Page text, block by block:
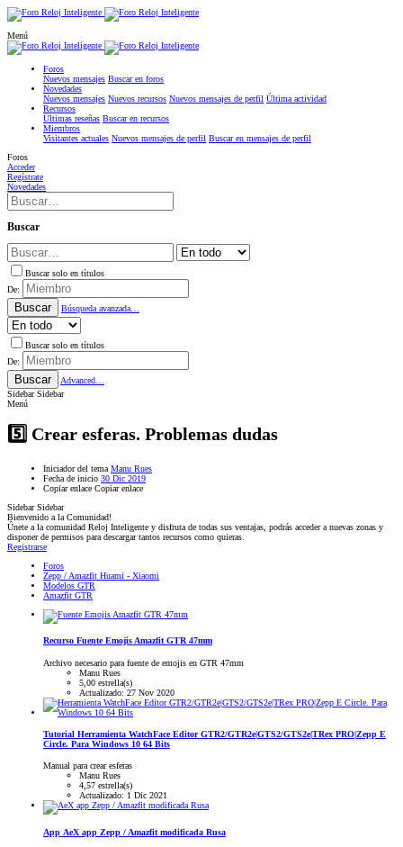
Menú
Foros
Nuevos mensajes Buscar en foros
Novedades
Nuevos mensajes Nuevos recursos Nuevos mensajes de perfil Última actividad
Recursos
Últimas reseñas Buscar en recursos
Miembros
Visitantes actuales Nuevos mensajes de perfil Buscar en mensajes de perfil
Foros
Acceder
Regístrate
Novedades
Buscar
Buscar solo en títulos
De:
Buscar Búsqueda avanzada…
Buscar solo en títulos
De:
Buscar
Advanced…
Sidebar Sidebar
Menú
5️⃣ Crear esferas. Problemas dudas
Iniciador del tema Manu Rues
Fecha de inicio 30 Dic 2019
Copiar enlace Copiar enlace
Sidebar Sidebar
Bienvenido a la Comunidad!
Únete a la comunidad Reloj Inteligente y disfruta de todas sus ventajas, podrás acceder a nuevas zonas y
disponer de permisos para descargar tantos recursos como quieras.
Registrarse
Foros
Zepp / Amazfit Huami - Xiaomi
Modelos GTR
Amazfit GTR
Recurso Fuente Emojis Amazfit GTR 47mm
Archivo necesario para fuente de emojis en GTR 47mm
Manu Rues
5,00 estrella(s)
Actualizado: 27 Nov 2020
Tutorial Herramienta WatchFace Editor GTR2/GTR2e|GTS2/GTS2e|TRex PRO|Zepp E
Circle. Para Windows 10 64 Bits
Manual para crear esferas
Manu Rues
4,57 estrella(s)
Actualizado: 1 Dic 2021
App AeX app Zepp / Amazfit modificada Rusa